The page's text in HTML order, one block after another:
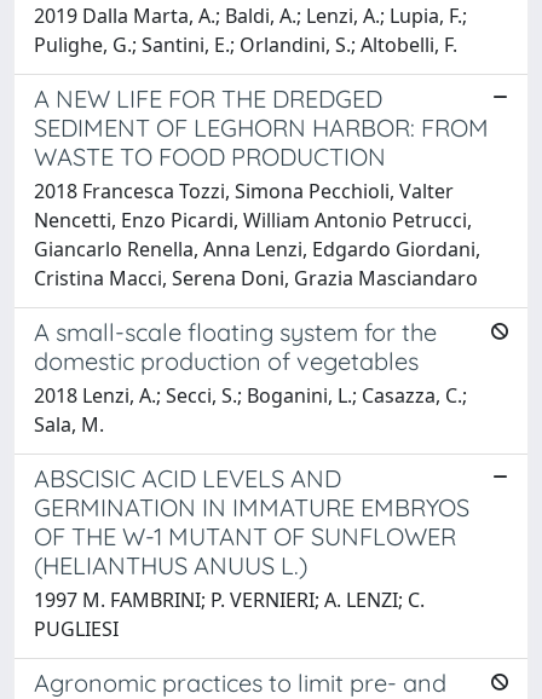
2019 Dalla Marta, A.; Baldi, A.; Lenzi, A.; Lupia, F.;
Pulighe, G.; Santini, E.; Orlandini, S.; Altobelli, F.
A NEW LIFE FOR THE DREDGED
SEDIMENT OF LEGHORN HARBOR: FROM
WASTE TO FOOD PRODUCTION
2018 Francesca Tozzi, Simona Pecchioli, Valter
Nencetti, Enzo Picardi, William Antonio Petrucci,
Giancarlo Renella, Anna Lenzi, Edgardo Giordani,
Cristina Macci, Serena Doni, Grazia Masciandaro
A small-scale floating system for the
domestic production of vegetables
2018 Lenzi, A.; Secci, S.; Boganini, L.; Casazza, C.;
Sala, M.
ABSCISIC ACID LEVELS AND
GERMINATION IN IMMATURE EMBRYOS
OF THE W-1 MUTANT OF SUNFLOWER
(HELIANTHUS ANUUS L.)
1997 M. FAMBRINI; P. VERNIERI; A. LENZI; C.
PUGLIESI
Agronomic practices to limit pre- and